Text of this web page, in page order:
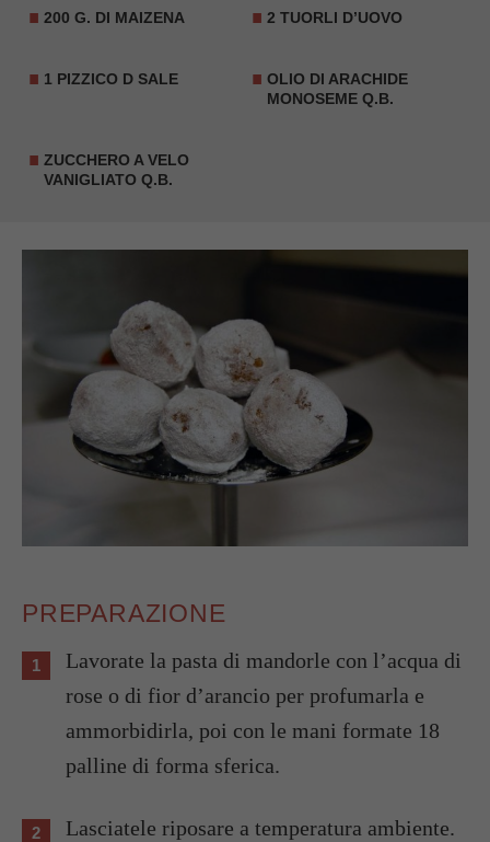
200 G. DI MAIZENA 2 TUORLI D’UOVO
1 PIZZICO D SALE
OLIO DI ARACHIDE
MONOSEME Q.B.
ZUCCHERO A VELO
VANIGLIATO Q.B.
PREPARAZIONE
Lavorate la pasta di mandorle con l’acqua di
rose o di fior d’arancio per profumarla e
ammorbidirla, poi con le mani formate 18
palline di forma sferica.
Lasciatele riposare a temperatura ambiente.